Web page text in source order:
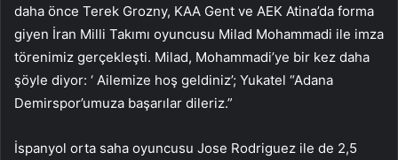
daha önce Terek Grozny, KAA Gent ve AEK Atina’da forma
giyen İran Milli Takımı oyuncusu Milad Mohammadi ile imza
törenimiz gerçekleşti. Milad, Mohammadi’ye bir kez daha
şöyle diyor: ‘ Ailemize hoş geldiniz’; Yukatel “Adana
Demirspor’umuza başarılar dileriz.”
İspanyol orta saha oyuncusu Jose Rodriguez ile de 2,5